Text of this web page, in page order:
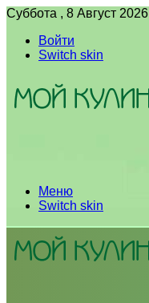
Суббота , 8 Август 2026
Войти
Switch skin
Меню
Switch skin